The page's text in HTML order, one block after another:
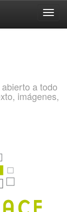
a todo
imágenes,